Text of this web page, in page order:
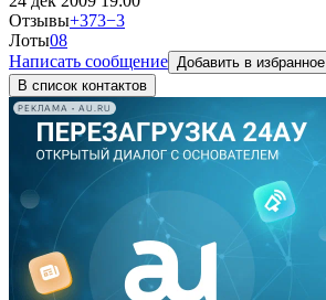
Отзывы+373−3
Лоты08
Написать сообщение Добавить в избранное
В список контактов
РЕКЛАМА • AU.RU